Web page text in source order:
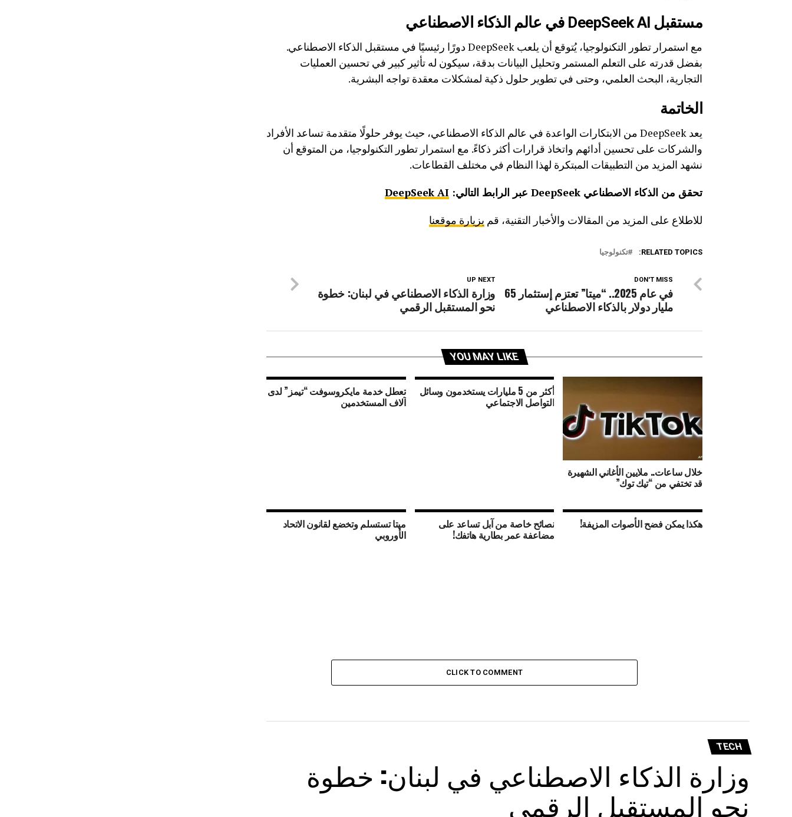
مستقبل DeepSeek AI في عالم الذكاء الاصطناعي
مع استمرار تطور التكنولوجيا، يُتوقع أن يلعب DeepSeek دورًا رئيسيًا في مستقبل الذكاء الاصطناعي.
بفضل قدرته على التعلم المستمر وتحليل البيانات بدقة، سيكون له تأثير كبير في تحسين العمليات
التجارية، البحث العلمي، وحتى في تطوير حلول ذكية لمشكلات معقدة تواجه البشرية.
الخاتمة
يعد DeepSeek من الابتكارات الواعدة في عالم الذكاء الاصطناعي، حيث يوفر حلولًا متقدمة تساعد الأفراد
والشركات على تحسين أدائهم واتخاذ قرارات أكثر ذكاءً. مع استمرار تطور التكنولوجيا، من المتوقع أن
نشهد المزيد من التطبيقات المبتكرة لهذا النظام في مختلف القطاعات.
تحقق من الذكاء الاصطناعي DeepSeek عبر الرابط التالي: DeepSeek AI
للاطلاع على المزيد من المقالات والأخبار التقنية، قم بزيارة موقعنا
RELATED TOPICS: تكنولوجيا
UP NEXT
وزارة الذكاء الاصطناعي في لبنان: خطوة
نحو المستقبل الرقمي
DON'T MISS
في عام 2025.. “ميتا” تعتزم إستثمار 65
مليار دولار بالذكاء الاصطناعي
YOU MAY LIKE
خلال ساعات.. ملايين الأغاني الشهيرة
قد تختفي من “تيك توك”
أكثر من 5 مليارات يستخدمون وسائل
التواصل الاجتماعي
تعطل خدمة مايكروسوفت “تيمز” لدى
آلاف المستخدمين
هكذا يمكن فضح الأصوات المزيفة! نصائح خاصة من آبل تساعد على
مضاعفة عمر بطارية هاتفك!
ميتا تستسلم وتخضع لقانون الاتحاد
الأوروبي
CLICK TO COMMENT
TECH
وزارة الذكاء الاصطناعي في لبنان: خطوة
نحو المستقبل الرقمي